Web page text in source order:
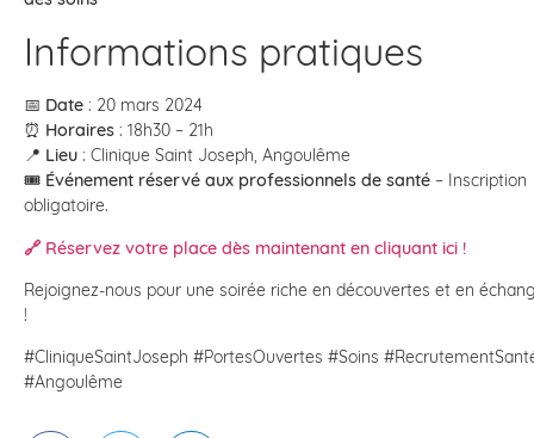
Informations pratiques
📅 Date : 20 mars 2024
⏰ Horaires : 18h30 – 21h
📍 Lieu : Clinique Saint Joseph, Angoulême
🎟 Événement réservé aux professionnels de santé – Inscription
obligatoire.
🔗 Réservez votre place dès maintenant en cliquant ici !
Rejoignez-nous pour une soirée riche en découvertes et en
!
#CliniqueSaintJoseph #PortesOuvertes #Soins
#Angoulême